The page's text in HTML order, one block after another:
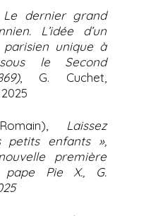
Le dernier grand
L’idée d’un
unique à
le Second
, G. Cuchet,
Laissez
enfants »,
première
pape Pie X., G.